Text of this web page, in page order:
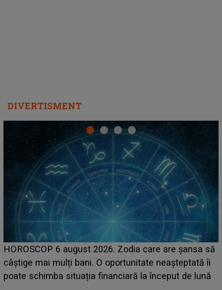
DIVERTISMENT
LINE-UP UNTOLD ONE, prima zi. Cine sunt artiștii
care deschid festivalul și de la ce ore au loc cele mai
așteptate concerte pe scena principală?